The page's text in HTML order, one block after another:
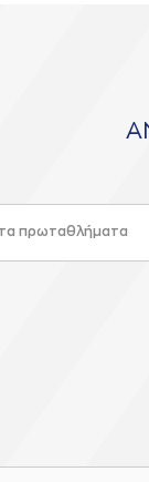
πρωταθλήματα